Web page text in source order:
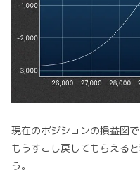
現在のポジションの損益図で
もうすこし戻してもらえる
う。